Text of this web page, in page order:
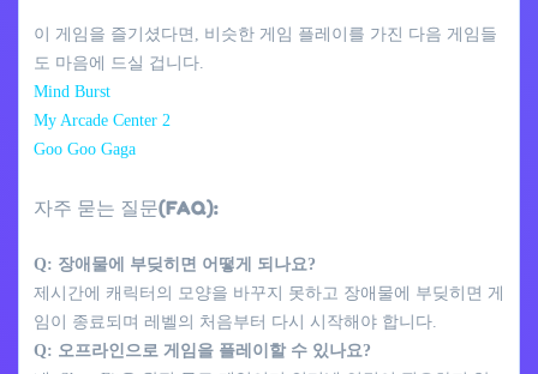
이 게임을 즐기셨다면, 비슷한 게임 플레이를 가진 다음 게임들
도 마음에 드실 겁니다.
Mind Burst
My Arcade Center 2
Goo Goo Gaga
자주 묻는 질문(FAQ):
Q: 장애물에 부딪히면 어떻게 되나요?
제시간에 캐릭터의 모양을 바꾸지 못하고 장애물에 부딪히면 게
임이 종료되며 레벨의 처음부터 다시 시작해야 합니다.
Q: 오프라인으로 게임을 플레이할 수 있나요?